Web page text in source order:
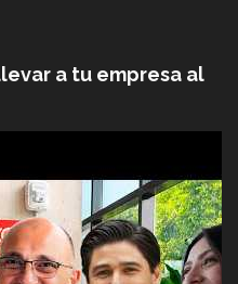
a tu empresa al